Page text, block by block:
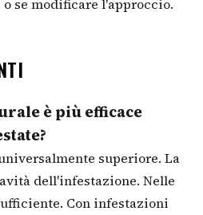
se modificare l'approccio.
è più efficace
superiore. La
dell'infestazione. Nelle
Con infestazioni